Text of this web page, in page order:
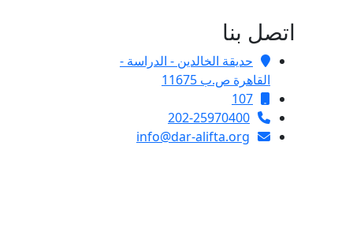
اتصل بنا
حديقة الخالدين - الدراسة -
القاهرة ص.ب 11675
107
202-25970400
info@dar-alifta.org